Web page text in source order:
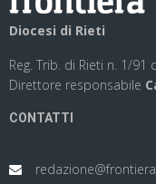
Diocesi di Rieti
Reg. Trib. di Rieti n. 1/91
Direttore responsabile
CONTATTI